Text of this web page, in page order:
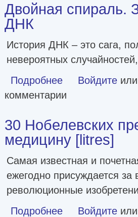
Двойная спираль.
ДНК
История ДНК – это сага,
невероятных
Подробнее о Двойная спираль.
Войдите или
комментарии
30 Нобелевских
медицину [litres]
Самая известная и
ежегодно присуждается
революционные
Подробнее о 30 Нобелевских
Войдите или